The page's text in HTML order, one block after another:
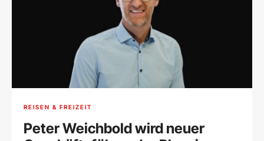
REISEN & FREIZEIT
Peter Weichbold wird neuer